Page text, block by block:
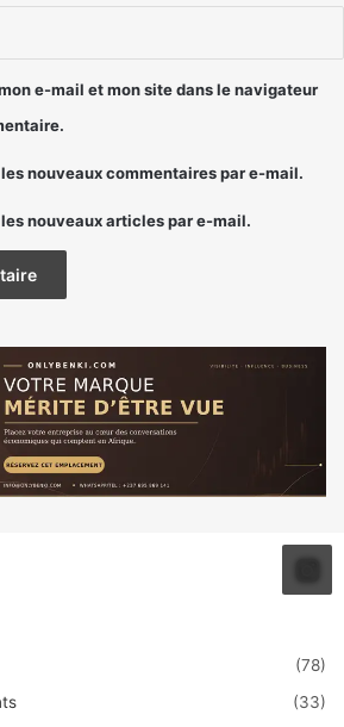
e-mail et mon site dans le navigateur
nouveaux commentaires par e-mail.
nouveaux articles par e-mail.
(78)
(33)